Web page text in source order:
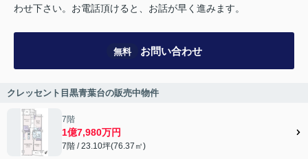
わせ下さい。お電話頂けると、お話が早く進みます。
無料 お問い合わせ
クレッセント目黒青葉台の販売中物件
7階
1億7,980万円
7階 / 23.10坪(76.37㎡)